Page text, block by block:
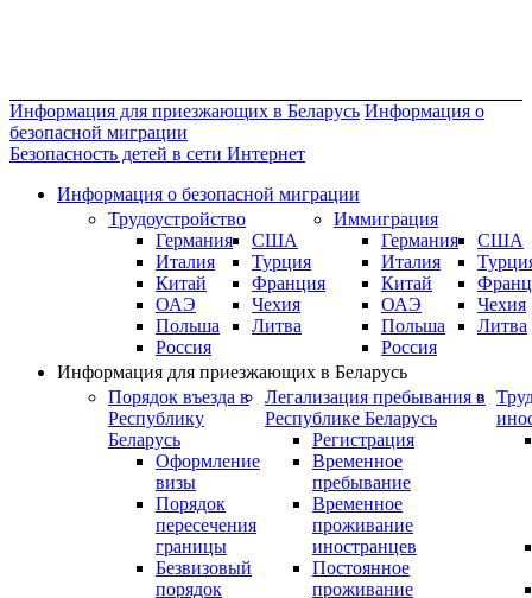
Информация для приезжающих в Беларусь Информация о
безопасной миграции
Безопасность детей в сети Интернет
Информация о безопасной миграции
Трудоустройство
Германия
Италия
Китай
ОАЭ
Польша
Россия
США
Турция
Франция
Чехия
Литва
Иммиграция
Германия
Италия
Китай
ОАЭ
Польша
Россия
США
Чехия
Литва
Информация для приезжающих в Беларусь
Порядок въезда в
Республику
Беларусь
Оформление
визы
Порядок
пересечения
границы
Безвизовый
порядок
Легализация пребывания в
Республике Беларусь
Регистрация
Временное
пребывание
Временное
проживание
иностранцев
Постоянное
проживание